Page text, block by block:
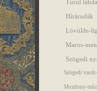
Turul
Hírárudák
Lövölde-
Maros-
Szögedi
Szögedi
Mozdony-